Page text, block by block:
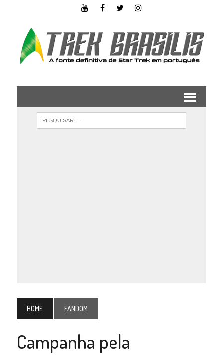
HOME FANDOM
Campanha pela